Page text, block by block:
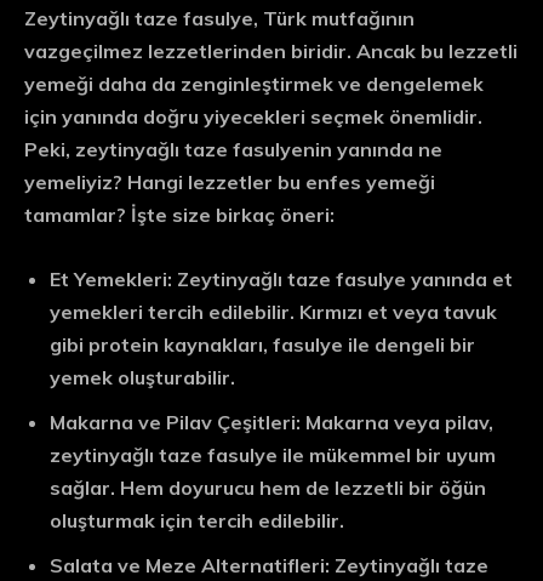
Zeytinyağlı taze fasulye, Türk mutfağının
vazgeçilmez lezzetlerinden biridir. Ancak bu lezzetli
yemeği daha da zenginleştirmek ve dengelemek
için yanında doğru yiyecekleri seçmek önemlidir.
Peki, zeytinyağlı taze fasulyenin yanında ne
yemeliyiz? Hangi lezzetler bu enfes yemeği
tamamlar? İşte size birkaç öneri:
Et Yemekleri: Zeytinyağlı taze fasulye yanında et
yemekleri tercih edilebilir. Kırmızı et veya tavuk
gibi protein kaynakları, fasulye ile dengeli bir
yemek oluşturabilir.
Makarna ve Pilav Çeşitleri: Makarna veya pilav,
zeytinyağlı taze fasulye ile mükemmel bir uyum
sağlar. Hem doyurucu hem de lezzetli bir öğün
oluşturmak için tercih edilebilir.
Salata ve Meze Alternatifleri: Zeytinyağlı taze